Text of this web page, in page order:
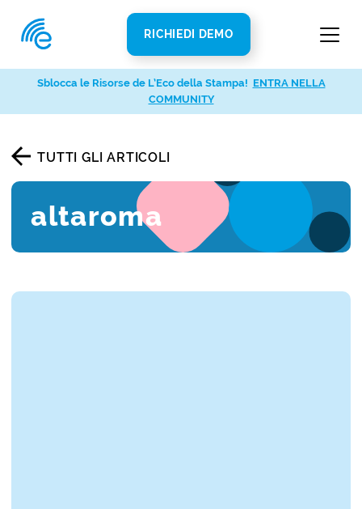
RICHIEDI DEMO
TUTTI GLI ARTICOLI
altaroma
Sblocca le Risorse de L’Eco della Stampa! ENTRA NELLA
COMMUNITY